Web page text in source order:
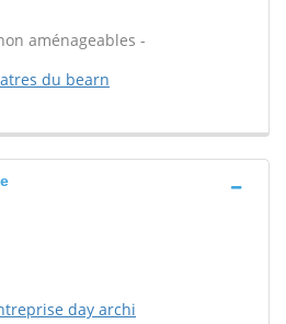
aménageables -
du bearn
day archi